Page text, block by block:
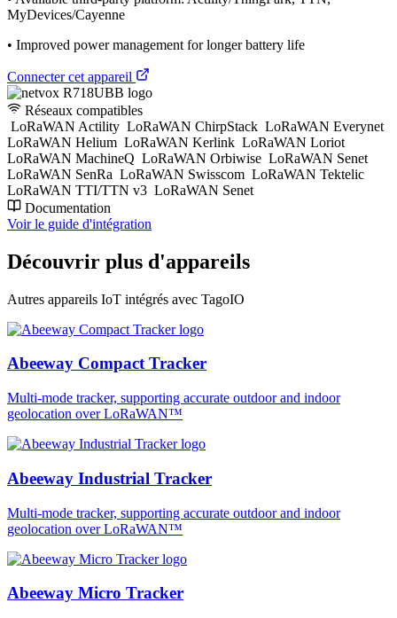
MyDevices/Cayenne
• Improved power management for longer battery life
Connecter cet appareil
Réseaux compatibles
LoRaWAN Actility LoRaWAN ChirpStack LoRaWAN Everynet
LoRaWAN Helium LoRaWAN Kerlink LoRaWAN Loriot
LoRaWAN MachineQ LoRaWAN Orbiwise LoRaWAN Senet
LoRaWAN SenRa LoRaWAN Swisscom LoRaWAN Tektelic
LoRaWAN TTI/TTN v3 LoRaWAN Senet
Documentation
Voir le guide d'intégration
Découvrir plus d'appareils
Autres appareils IoT intégrés avec TagoIO
Abeeway Compact Tracker
Multi-mode tracker, supporting accurate outdoor and indoor
geolocation over LoRaWAN™
Abeeway Industrial Tracker
Multi-mode tracker, supporting accurate outdoor and indoor
geolocation over LoRaWAN™
Abeeway Micro Tracker